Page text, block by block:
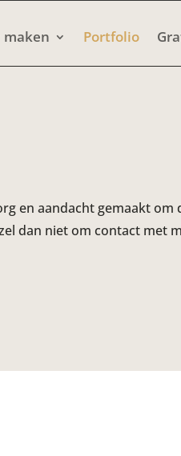
maken Portfolio
en aandacht gemaakt om
dan niet om contact met